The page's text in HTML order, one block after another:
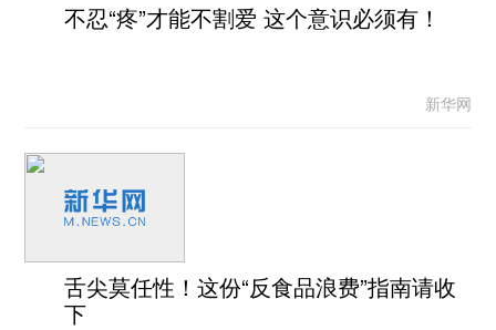
不忍“疼”才能不割爱 这个意识必须有！
新华网
舌尖莫任性！这份“反食品浪费”指南请收
下